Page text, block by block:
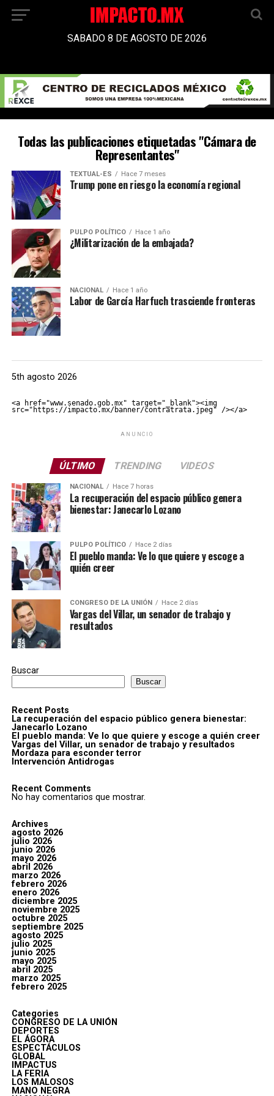
SABADO 8 DE AGOSTO DE 2026
Todas las publicaciones etiquetadas "Cámara de
Representantes"
TEXTUAL-ES Hace 7 meses
Trump pone en riesgo la economía regional
PULPO POLÍTICO Hace 1 año
¿Militarización de la embajada?
NACIONAL Hace 1 año
Labor de García Harfuch trasciende fronteras
5th agosto 2026
<a href="www.senado.gob.mx" target="_blank"><img
src="https://impacto.mx/banner/contratrata.jpeg" /></a>
ANUNCIO
ÚLTIMO TRENDING VIDEOS
NACIONAL Hace 7 horas
La recuperación del espacio público genera
bienestar: Janecarlo Lozano
PULPO POLÍTICO Hace 2 días
El pueblo manda: Ve lo que quiere y escoge a
quién creer
CONGRESO DE LA UNIÓN Hace 2 días
Vargas del Villar, un senador de trabajo y
resultados
Buscar
Buscar
Recent Posts
La recuperación del espacio público genera bienestar:
Janecarlo Lozano
El pueblo manda: Ve lo que quiere y escoge a quién creer
Vargas del Villar, un senador de trabajo y resultados
Mordaza para esconder terror
Intervención Antidrogas
Recent Comments
No hay comentarios que mostrar.
Archives
agosto 2026
julio 2026
junio 2026
mayo 2026
abril 2026
marzo 2026
febrero 2026
enero 2026
diciembre 2025
noviembre 2025
octubre 2025
septiembre 2025
agosto 2025
julio 2025
junio 2025
mayo 2025
abril 2025
marzo 2025
febrero 2025
Categories
CONGRESO DE LA UNIÓN
DEPORTES
EL ÁGORA
ESPECTÁCULOS
GLOBAL
IMPACTUS
LA FERIA
LOS MALOSOS
MANO NEGRA